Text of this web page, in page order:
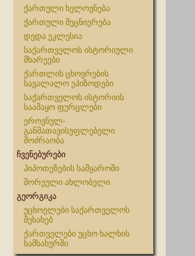
ქართული ხელოვნება
ქართული მეცნიერება
დედა ეკლესია
საქართველოს ისტორიული
მხარეები
ქართლის ცხოვრების
სავალალო ეპიზოდები
საქართველოს ისტორიის
საამაყო ფურცლები
ეროვნულ-
განმათავისუფლებელი
მოძრაობა
ჩვენებურები
ჰიპოთეზების სამყაროში
შორეული ახლობელი
გეორგიკა
უცხოელები საქართველოს
შესახებ
ქართველები უცხო ხალხის
სამსახურში